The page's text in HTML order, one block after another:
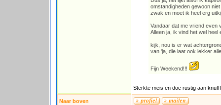
omstandigheden gewoon
zwak en moet ik heel erg
Vandaar dat me vriend even
Alleen ja, ik vind het wel heel
kijk, nou is er wat
van 'ja, die laat ook lekker
Fijn Weekend!!!
Sterkte meis en doe rustig aan knufff
Naar boven